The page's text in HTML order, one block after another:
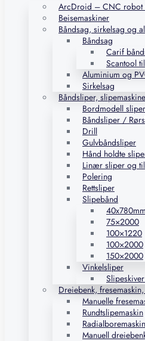
ArcDroid – CNC robot
Beisemaskiner
Båndsag, sirkelsag og
Båndsag
Carif
Scantool
Aluminium og
Sirkelsag
Båndsliper,
Bordmodell
Båndsliper /
Drill
Gulvbåndsliper
Hånd holdte
Linær sliper og
Polering
Rettsliper
Slipebånd
75×2000
100×1220
100×2000
150×2000
Vinkelsliper
Dreiebenk,
Manuelle
Rundtslipemaskin
Radialboremaskin
Manuell